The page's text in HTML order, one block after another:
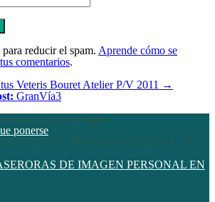
reducir el spam. Aprende cómo se
comentarios.
Veteris Bouret Atelier P/V 2011 →
GranVía3
shopper Vigo
DE IMAGEN PERSONAL EN